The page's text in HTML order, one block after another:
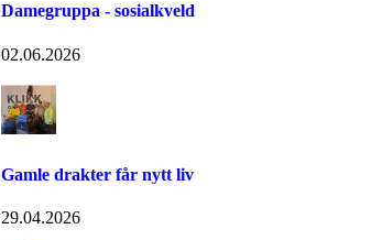
Damegruppa - sosialkveld
02.06.2026
Gamle drakter får nytt liv
29.04.2026